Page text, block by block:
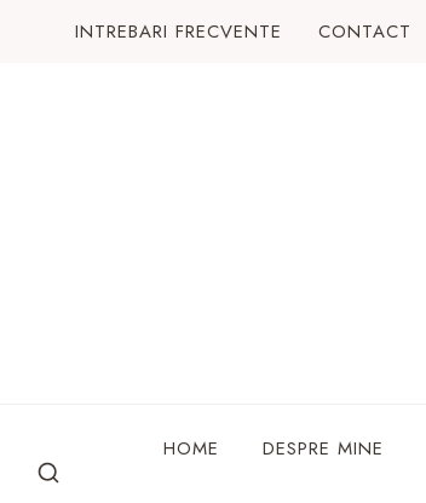
INTREBARI FRECVENTE CONTACT
HOME DESPRE MINE